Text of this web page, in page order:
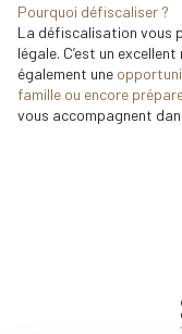
Pourquoi défiscaliser ?
La défiscalisation vous
légale. C’est un excellent
également une
famille ou encore
vous accompagnent